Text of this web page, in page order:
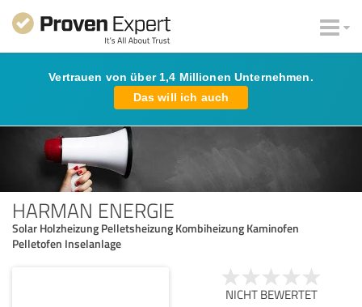
Vertrauen von über 1,4 Millionen Unternehmen.
Das will ich auch
HARMAN ENERGIE
Solar Holzheizung Pelletsheizung Kombiheizung Kaminofen
Pelletofen Inselanlage
NICHT BEWERTET